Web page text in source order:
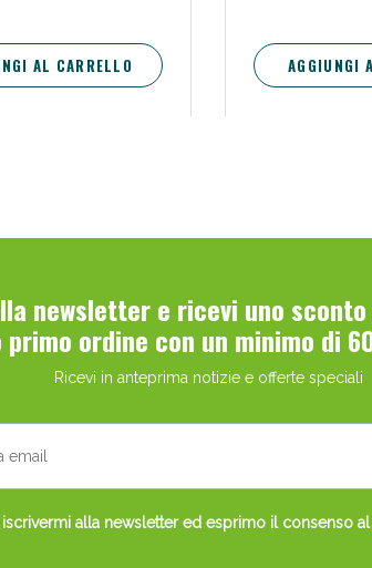
AL CARRELLO AGGIUNGI
newsletter e ricevi uno
ordine con un minimo di
Ricevi in anteprima notizie e offerte speciali
iscrivermi alla newsletter ed esprimo il consenso al